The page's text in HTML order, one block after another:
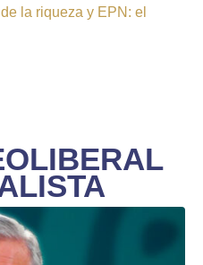
la riqueza y EPN: el